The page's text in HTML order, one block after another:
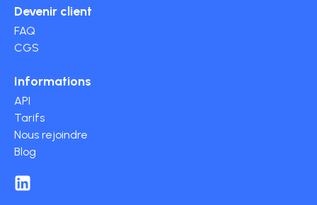
Devenir client
FAQ
CGS
Informations
API
Tarifs
Nous rejoindre
Blog